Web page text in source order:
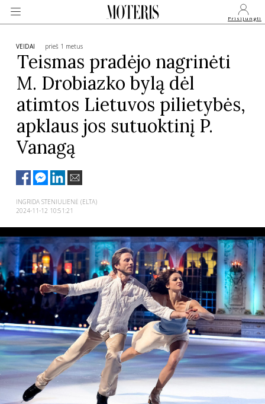
Prisijungti
VEIDAI
MONARCHIJA
MADA
GROŽIS
APIE MANE
PSICHOLOGIJA
HOROSKOPAI
ASTROLOGIJA
POLITIKA
VEIDAI prieš 1 metus
Teismas pradėjo nagrinėti
M. Drobiazko bylą dėl
atimtos Lietuvos pilietybės,
apklaus jos sutuoktinį P.
Vanagą
INGRIDA STENIULIENĖ (ELTA)
2024-11-12 10:51:21